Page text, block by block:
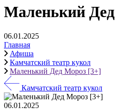
Маленький
06.01.2025
Главная
Афиша
Камчатский театр кукол
Маленький Дед Мороз [3+]
Камчатский театр кукол
06.01.2025